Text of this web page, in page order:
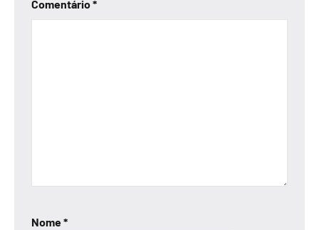
Comentário*
Nome*